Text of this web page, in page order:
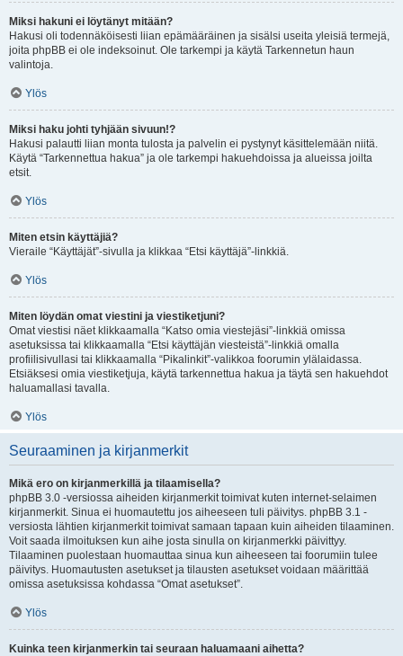
Miksi hakuni ei löytänyt mitään?
Hakusi oli todennäköisesti liian epämääräinen ja sisälsi useita yleisiä termejä,
joita phpBB ei ole indeksoinut. Ole tarkempi ja käytä Tarkennetun haun
valintoja.
Ylös
Miksi haku johti tyhjään sivuun!?
Hakusi palautti liian monta tulosta ja palvelin ei pystynyt käsittelemään niitä.
Käytä “Tarkennettua hakua” ja ole tarkempi hakuehdoissa ja alueissa joilta
etsit.
Ylös
Miten etsin käyttäjiä?
Vieraile “Käyttäjät”-sivulla ja klikkaa “Etsi käyttäjä”-linkkiä.
Ylös
Miten löydän omat viestini ja viestiketjuni?
Omat viestisi näet klikkaamalla “Katso omia viestejäsi”-linkkiä omissa
asetuksissa tai klikkaamalla “Etsi käyttäjän viesteistä”-linkkiä omalla
profiilisivullasi tai klikkaamalla “Pikalinkit”-valikkoa foorumin ylälaidassa.
Etsiäksesi omia viestiketjuja, käytä tarkennettua hakua ja täytä sen hakuehdot
haluamallasi tavalla.
Ylös
Seuraaminen ja kirjanmerkit
Mikä ero on kirjanmerkillä ja tilaamisella?
phpBB 3.0 -versiossa aiheiden kirjanmerkit toimivat kuten internet-selaimen
kirjanmerkit. Sinua ei huomautettu jos aiheeseen tuli päivitys. phpBB 3.1 -
versiosta lähtien kirjanmerkit toimivat samaan tapaan kuin aiheiden tilaaminen.
Voit saada ilmoituksen kun aihe josta sinulla on kirjanmerkki päivittyy.
Tilaaminen puolestaan huomauttaa sinua kun aiheeseen tai foorumiin tulee
päivitys. Huomautusten asetukset ja tilausten asetukset voidaan määrittää
omissa asetuksissa kohdassa “Omat asetukset”.
Ylös
Kuinka teen kirjanmerkin tai seuraan haluamaani aihetta?